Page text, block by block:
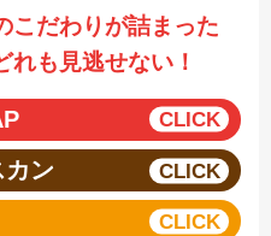
こだわりが詰まった
れも見逃せない！
カン